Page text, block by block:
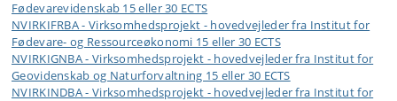
Fødevarevidenskab 15 eller 30 ECTS
NVIRKIFRBA - Virksomhedsprojekt - hovedvejleder fra Institut for
Fødevare- og Ressourceøkonomi 15 eller 30 ECTS
NVIRKIGNBA - Virksomhedsprojekt - hovedvejleder fra Institut for
Geovidenskab og Naturforvaltning 15 eller 30 ECTS
NVIRKINDBA - Virksomhedsprojekt - hovedvejleder fra Institut for